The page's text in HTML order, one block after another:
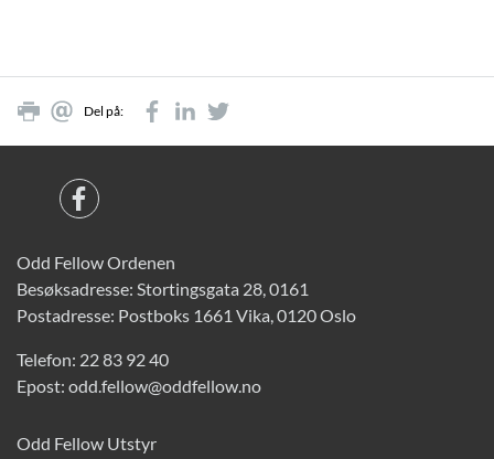
Del på:
Odd Fellow Ordenen
Besøksadresse: Stortingsgata 28, 0161
Postadresse: Postboks 1661 Vika, 0120 Oslo
Telefon: 22 83 92 40
Epost: odd.fellow@oddfellow.no
Odd Fellow Utstyr